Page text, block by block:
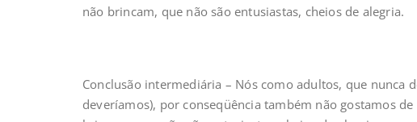
não brincam, que não são entusiastas, cheios de alegria.
Conclusão intermediária – Nós como adultos, que nunca
deveríamos), por conseqüência também não gostamos